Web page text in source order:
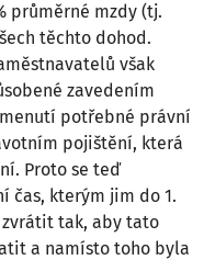
průměrné mzdy (tj.
těchto dohod.
však
zavedením
potřebné právní
pojištění, která
Proto se teď
čas, kterým jim do 1.
zvrátit tak, aby tato
a namísto toho byla